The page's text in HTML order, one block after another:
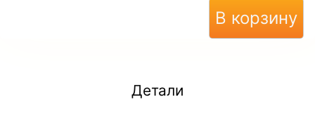
В корзину
Детали